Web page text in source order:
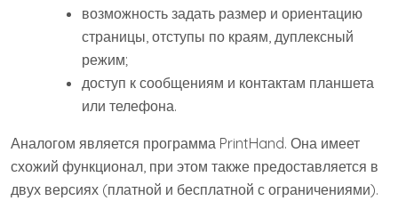
возможность задать размер и ориентацию
страницы, отступы по краям, дуплексный
режим;
доступ к сообщениям и контактам планшета
или телефона.
Аналогом является программа PrintHand. Она имеет
схожий функционал, при этом также предоставляется в
двух версиях (платной и бесплатной с ограничениями).